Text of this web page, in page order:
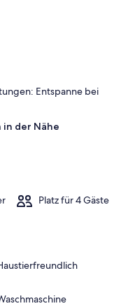
Entspanne bei
in der Nähe
Platz für 4 Gäste